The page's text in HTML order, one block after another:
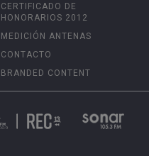
CERTIFICADO DE
HONORARIOS 2012
MEDICIÓN ANTENAS
CONTACTO
BRANDED CONTENT